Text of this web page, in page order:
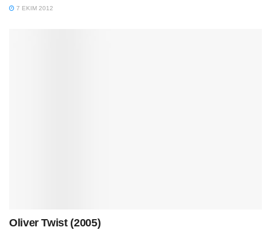
7 EKIM 2012
Oliver Twist (2005)